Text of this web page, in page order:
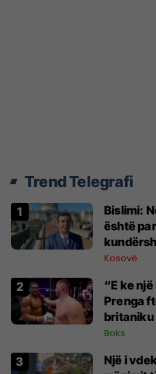
Trend Telegrafi
Bislimi:
është
Kosovë
“E ke
Prenga
britaniku
Boks
Një i